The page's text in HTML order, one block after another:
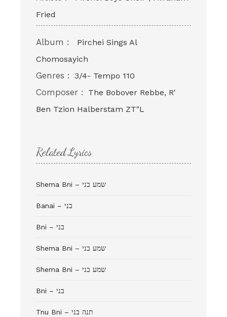
Fried
Album :
Pirchei Sings Al
Chomosayich
Genres : 3/4- Tempo 110
Composer :
The Bobover Rebbe, R'
Ben Tzion Halberstam ZT"L
Related Lyrics
Shema Bni – שמע בני
Banai – בני
Bni – בני
Shema Bni – שמע בני
Shema Bni – שמע בני
Bni – בני
Tnu Bni – תנה בני